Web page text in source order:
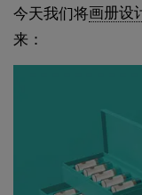
今天我们将画册设
来：